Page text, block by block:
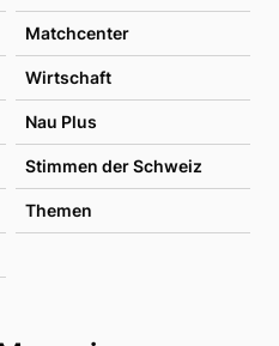
Matchcenter
Wirtschaft
Nau Plus
Stimmen der Schweiz
Themen